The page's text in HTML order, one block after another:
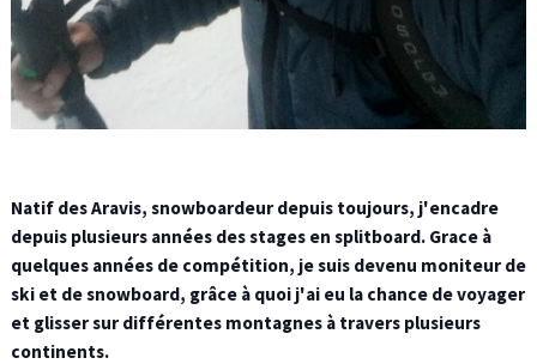
Natif des Aravis, snowboardeur depuis toujours, j'encadre
depuis plusieurs années des stages en splitboard. Grace à
quelques années de compétition, je suis devenu moniteur de
ski et de snowboard, grâce à quoi j'ai eu la chance de voyager
et glisser sur différentes montagnes à travers plusieurs
continents.